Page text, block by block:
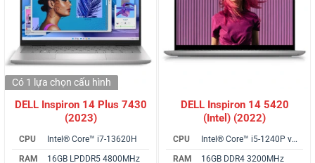
DELL Inspiron 14 Plus 7430
(2023)
CPU
Intel® Core™ i7-13620H
RAM
16GB LPDDR5 4800MHz
Có 1 lựa chọn cấu hình
DELL Inspiron 14 5420
(Intel) (2022)
CPU
Intel® Core™ i5-1240P vPro
RAM
16GB DDR4 3200MHz